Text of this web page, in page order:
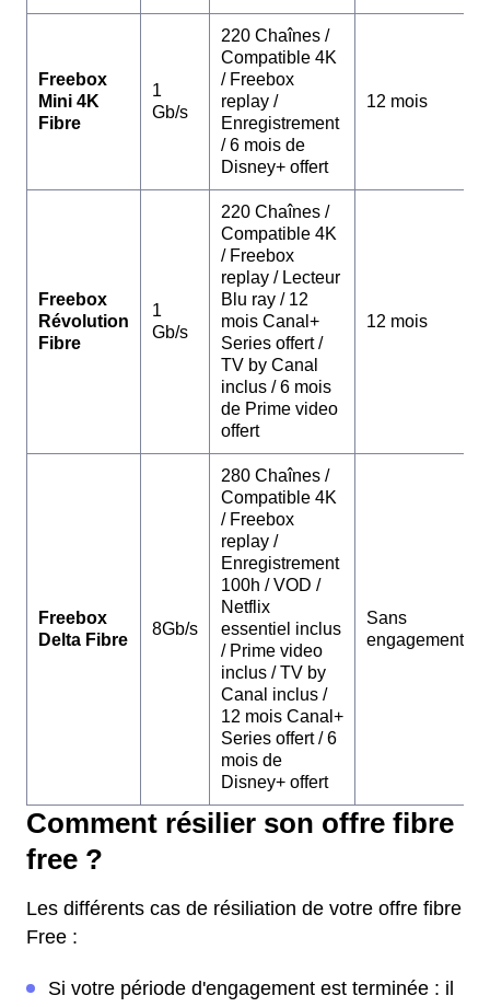
Freebox
Mini 4K
Fibre
1
Gb/s
220 Chaînes /
Compatible 4K
/ Freebox
replay /
Enregistrement
/ 6 mois de
Disney+ offert
12 mois
Freebox
Révolution
Fibre
1
Gb/s
220 Chaînes /
Compatible 4K
/ Freebox
replay / Lecteur
Blu ray / 12
mois Canal+
Series offert /
TV by Canal
inclus / 6 mois
de Prime video
offert
12 mois
Freebox
Delta Fibre
8Gb/s
280 Chaînes /
Compatible 4K
/ Freebox
replay /
Enregistrement
100h / VOD /
Netflix
essentiel inclus
/ Prime video
inclus / TV by
Canal inclus /
12 mois Canal+
Series offert / 6
mois de
Disney+ offert
Sans
engagement
Comment résilier son offre fibre
free ?
Les différents cas de résiliation de votre offre fibre
Free :
Si votre période d'engagement est terminée : il